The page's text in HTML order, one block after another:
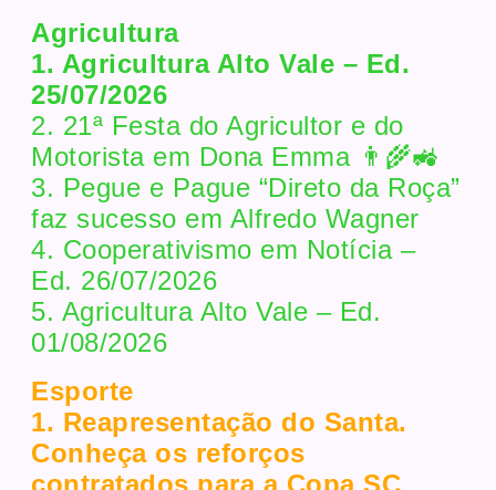
Agricultura
1. Agricultura Alto Vale – Ed.
25/07/2026
2. 21ª Festa do Agricultor e do
Motorista em Dona Emma 👨‍🌾🚜
3. Pegue e Pague “Direto da Roça”
faz sucesso em Alfredo Wagner
4. Cooperativismo em Notícia –
Ed. 26/07/2026
5. Agricultura Alto Vale – Ed.
01/08/2026
Esporte
1. Reapresentação do Santa.
Conheça os reforços
contratados para a Copa SC